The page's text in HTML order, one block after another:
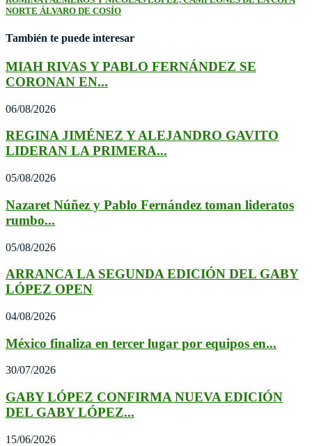
NORTE ÁLVARO DE COSÍO
También te puede interesar
MIAH RIVAS Y PABLO FERNÁNDEZ SE
CORONAN EN...
06/08/2026
REGINA JIMÉNEZ Y ALEJANDRO GAVITO
LIDERAN LA PRIMERA...
05/08/2026
Nazaret Núñez y Pablo Fernández toman lideratos
rumbo...
05/08/2026
ARRANCA LA SEGUNDA EDICIÓN DEL GABY
LÓPEZ OPEN
04/08/2026
México finaliza en tercer lugar por equipos en...
30/07/2026
GABY LÓPEZ CONFIRMA NUEVA EDICIÓN
DEL GABY LÓPEZ...
15/06/2026